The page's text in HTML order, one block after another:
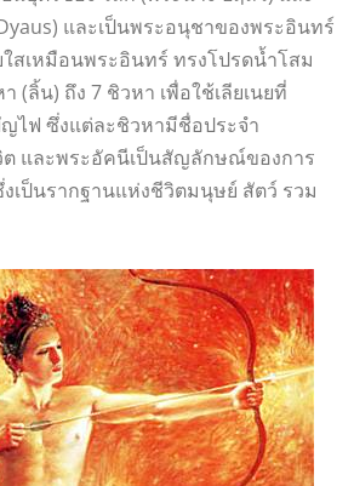
และเป็นพระอนุชาของพระอินทร์
ใสเหมือนพระอินทร์ ทรงโปรดน้ำโสม
(ลิ้น) ถึง 7 ชิวหา เพื่อใช้เลียเนยที่
ไฟ ซึ่งแต่ละชิวหามีชื่อประจำ
ต และพระอัคนีเป็นสัญลักษณ์ของการ
เป็นรากฐานแห่งชีวิตมนุษย์ สัตว์ รวม